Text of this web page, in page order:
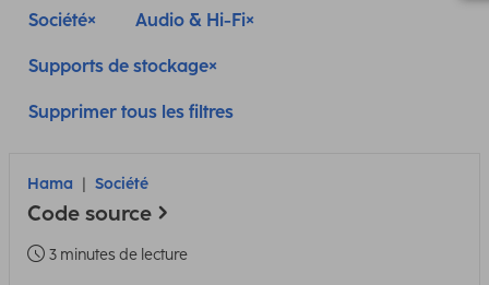
Société Audio & Hi-Fi
Supports de stockage
Supprimer tous les filtres
Hama Société
Code source
3 minutes de lecture